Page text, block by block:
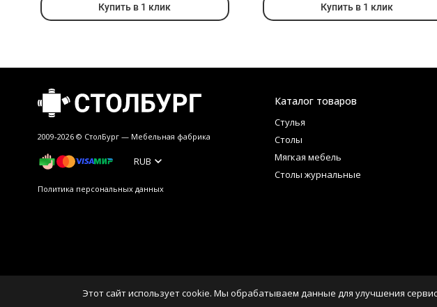
Купить в 1 клик Купить в 1 клик
2009-2026 © СтолБург — Мебeльная фабрика
RUB
Политика персональных данных
Каталог товаров
Стулья
Столы
Мягкая мебель
Столы журнальные
Этот сайт использует cookie. Мы обрабатываем данные для улучшения